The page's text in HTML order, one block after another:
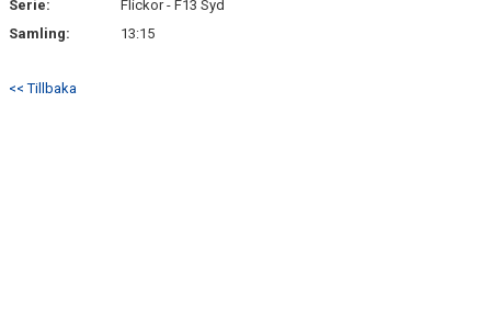
Serie:
Flickor - F13 Syd
Samling:
13:15
<< Tillbaka